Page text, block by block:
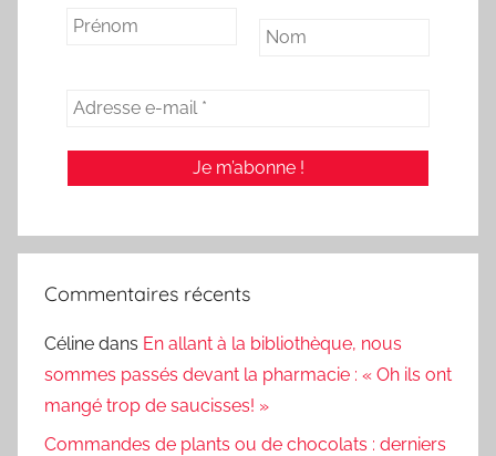
Commentaires récents
Céline dans En allant à la bibliothèque, nous
sommes passés devant la pharmacie : « Oh ils ont
mangé trop de saucisses! »
Commandes de plants ou de chocolats : derniers